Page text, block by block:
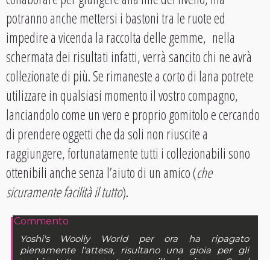
potranno anche mettersi i bastoni tra le ruote ed
impedire a vicenda la raccolta delle gemme, nella
schermata dei risultati infatti, verrà sancito chi ne avrà
collezionate di più. Se rimaneste a corto di lana potrete
utilizzare in qualsiasi momento il vostro compagno,
lanciandolo come un vero e proprio gomitolo e cercando
di prendere oggetti che da soli non riuscite a
raggiungere, fortunatamente tutti i collezionabili sono
ottenibili anche senza l’aiuto di un amico (che
sicuramente facilità il tutto).
Commento
Yoshi's Woolly World per ora ha ripagato
pienamente l'attesa, risultano una gioia per gli